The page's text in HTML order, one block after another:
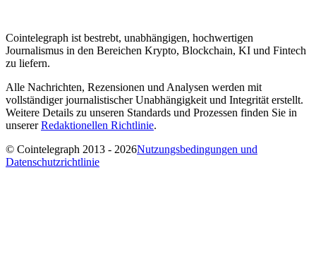
Cointelegraph ist bestrebt, unabhängigen, hochwertigen
Journalismus in den Bereichen Krypto, Blockchain, KI und Fintech
zu liefern.
Alle Nachrichten, Rezensionen und Analysen werden mit
vollständiger journalistischer Unabhängigkeit und Integrität erstellt.
Weitere Details zu unseren Standards und Prozessen finden Sie in
unsererRedaktionellen Richtlinie.
© Cointelegraph 2013 - 2026Nutzungsbedingungen und
Datenschutzrichtlinie